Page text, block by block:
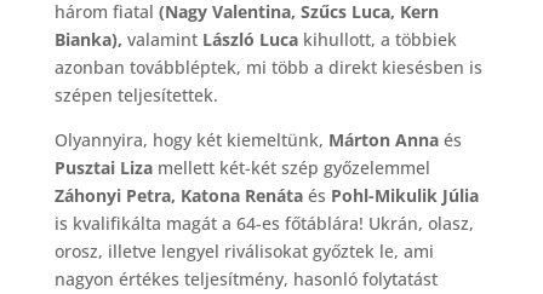
három fiatal (Nagy Valentina, Szűcs Luca, Kern
Bianka), valamint László Lucakihullott, a többiek
azonban továbbléptek, mi több a direkt kiesésben is
szépen teljesítettek.
Olyannyira, hogy két kiemeltünk, Márton Annaés
Pusztai Lizamellett két-két szép győzelemmel
Záhonyi Petra, Katona Renátaés Pohl-Mikulik Júlia
is kvalifikálta magát a 64-es főtáblára! Ukrán, olasz,
orosz, illetve lengyel riválisokat győztek le, ami
nagyon értékes teljesítmény, hasonló folytatást